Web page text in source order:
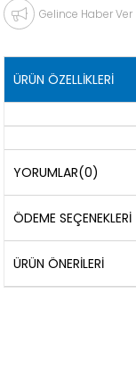
Gelince Haber Ver
ÜRÜN ÖZELLIKLERI
YORUMLAR(0)
ÖDEME SEÇENEKLERI
ÜRÜN ÖNERILERI